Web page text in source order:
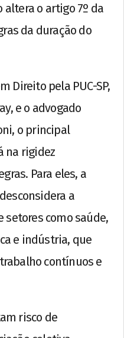
o artigo 7º da
da duração do
Direito pela PUC-SP,
e o advogado
o principal
na rigidez
Para eles, a
a
setores como saúde,
e indústria, que
contínuos e
risco de